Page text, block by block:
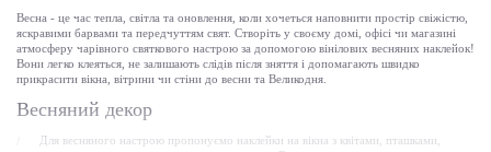
Весна - це час тепла, світла та оновлення, коли хочеться наповнити простір свіжістю,
яскравими барвами та передчуттям свят. Створіть у своєму домі, офісі чи магазині
атмосферу чарівного святкового настрою за допомогою вінілових весняних наклейок!
Вони легко клеяться, не залишають слідів після зняття і допомагають швидко
прикрасити вікна, вітрини чи стіни до весни та Великодня.
Весняний декор
Для весняного настрою пропонуємо наклейки на вікна з квітами, пташками,